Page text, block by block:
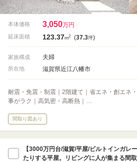
本体価格 3,050万円
延床面積 123.37m2 (37.3坪)
家族構成 夫婦
所在地 滋賀県近江八幡市
耐震・免震・制震｜2階建て｜省エネ・創エネ
事がラク｜高気密・高断熱｜…
間取り図あり
【3000万円台/滋賀/平屋/ビルトインガレ
たりする平屋。リビングに人が集まる間